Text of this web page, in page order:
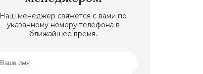
Наш менеджер свяжется с вами по
указанному номеру телефона в
ближайшее время.